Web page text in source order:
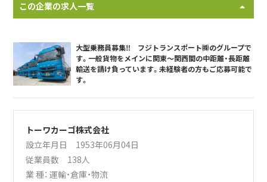
この企業の求人一覧
大型乗務員募集‼ フジトランスポート㈱のグループで
す。一般貨物をメインに関東～関西間の中距離・長距離
輸送を請け負っています。未経験者の方もご応募可能で
す。
トーワカーゴ株式会社
設立年月日 1953年06月04日
従業員数 138人
業 種：運輸・倉庫・物流